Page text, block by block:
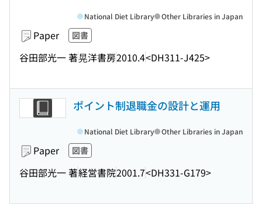
Paper 図書
谷田部光一 著晃洋書房2010.4<DH311-J425>
National Diet Library Other Libraries in Japan
ポイント制退職金の設計と運用
Paper 図書
谷田部光一 著経営書院2001.7<DH331-G179>
National Diet Library Other Libraries in Japan